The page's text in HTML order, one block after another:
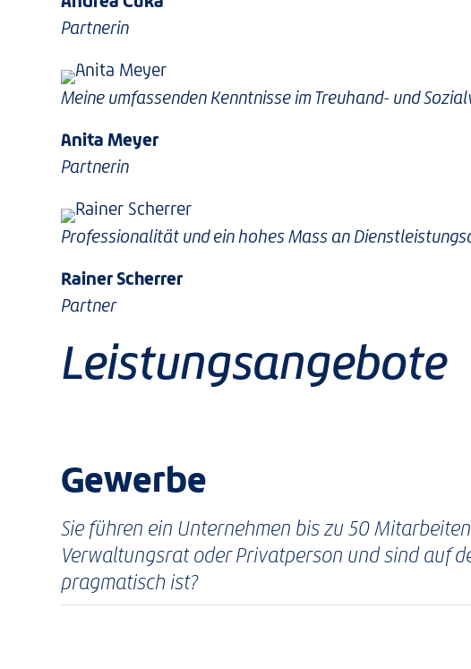
Partnerin
Meine umfassenden Kenntnisse im Treuhand- und
Anita Meyer
Partnerin
Professionalität und ein hohes Mass an
Rainer Scherrer
Partner
Leistungsangebote
Gewerbe
Sie führen ein Unternehmen bis zu 50
Verwaltungsrat oder Privatperson und sind auf
pragmatisch ist?